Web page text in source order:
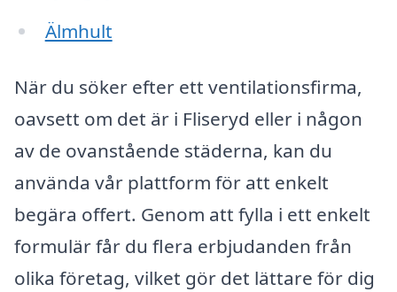
Älmhult
När du söker efter ett ventilationsfirma,
oavsett om det är i Fliseryd eller i någon
av de ovanstående städerna, kan du
använda vår plattform för att enkelt
begära offert. Genom att fylla i ett enkelt
formulär får du flera erbjudanden från
olika företag, vilket gör det lättare för dig